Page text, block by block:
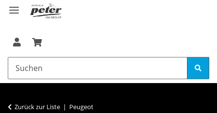
Zurück zur Liste Peugeot